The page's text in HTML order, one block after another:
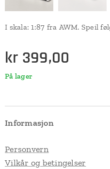
I skala: 1:87 fra AWM. Speil
kr 399,00
På lager
Informasjon
Personvern
Vilkår og betingelser